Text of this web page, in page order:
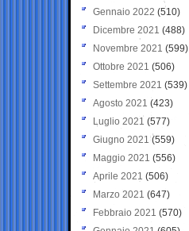
Gennaio 2022 (510)
Dicembre 2021 (488)
Novembre 2021 (599)
Ottobre 2021 (506)
Settembre 2021 (539)
Agosto 2021 (423)
Luglio 2021 (577)
Giugno 2021(559)
Maggio 2021 (556)
Aprile 2021 (506)
Marzo 2021 (647)
Febbraio 2021 (570)